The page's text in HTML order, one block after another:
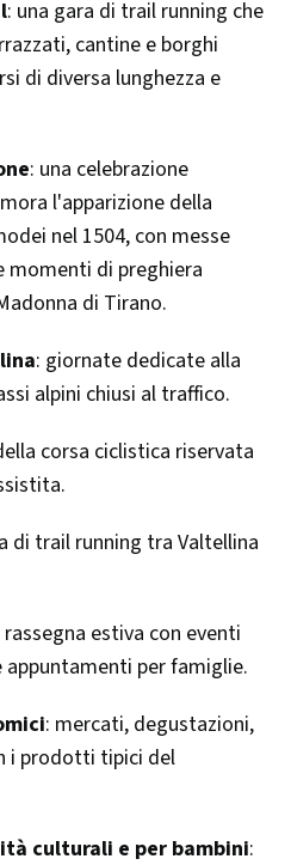
: una gara di trail running che
cantine e borghi
di diversa lunghezza e
: una celebrazione
l'apparizione della
nel 1504, con messe
momenti di preghiera
di Tirano.
: giornate dedicate alla
alpini chiusi al traffico.
corsa ciclistica riservata
di trail running tra Valtellina
rassegna estiva con eventi
per famiglie.
: mercati, degustazioni,
i prodotti tipici del
culturali e per bambini: